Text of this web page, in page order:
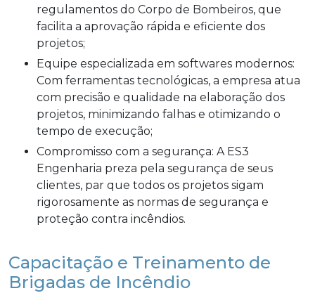
regulamentos do Corpo de Bombeiros, que
facilita a aprovação rápida e eficiente dos
projetos;
Equipe especializada em softwares modernos:
Com ferramentas tecnológicas, a empresa atua
com precisão e qualidade na elaboração dos
projetos, minimizando falhas e otimizando o
tempo de execução;
Compromisso com a segurança: A ES3
Engenharia preza pela segurança de seus
clientes, par que todos os projetos sigam
rigorosamente as normas de segurança e
proteção contra incêndios.
Capacitação e Treinamento de
Brigadas de Incêndio